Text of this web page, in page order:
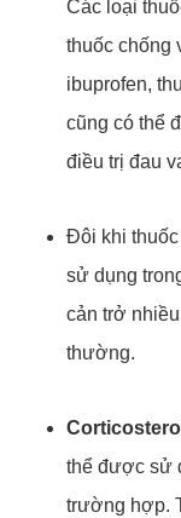
Các loại
thuốc chống
ibuprofen,
cũng có thể
điều trị đau
Đôi khi
sử dụng
cản trở
thường.
thể được sử
trường hợp.